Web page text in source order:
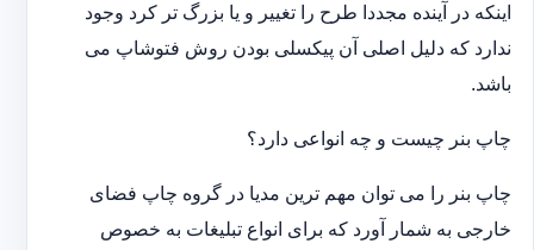
اینکه در آینده مجددا طرح را تغییر و یا بزرگ تر کرد وجود
ندارد که دلیل اصلی آن پیکسلی بودن روش فتوشاپ می
باشد.
چاپ بنر چیست و چه انواعی دارد؟
چاپ بنر را می توان مهم ترین مدیا در گروه چاپ فضای
خارجی به شمار آورد که برای انواع تبلیغات به خصوص